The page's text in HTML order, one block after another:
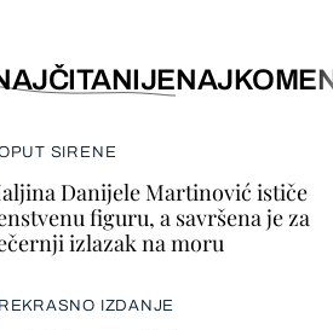
SIRENE
Danijele Martinović ističe
figuru, a savršena je za
izlazak na moru
IZDANJE